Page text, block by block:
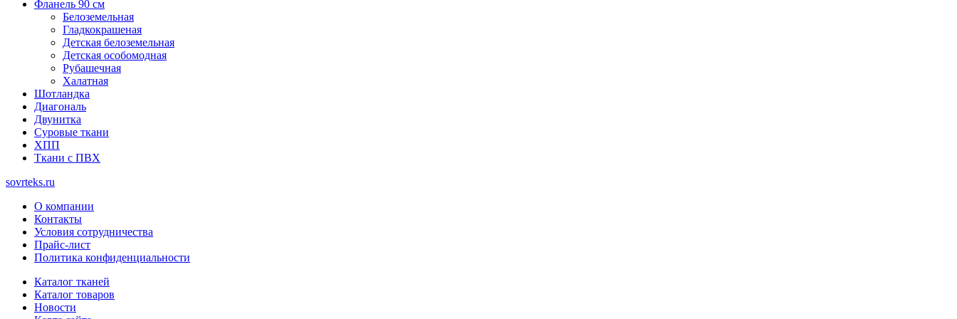
Фланель 90 см
Белоземельная
Гладкокрашеная
Детская белоземельная
Детская особомодная
Рубашечная
Халатная
Шотландка
Диагональ
Двунитка
Суровые ткани
ХПП
Ткани с ПВХ
sovrteks.ru
О компании
Контакты
Условия сотрудничества
Прайс-лист
Политика конфиденциальности
Каталог тканей
Каталог товаров
Новости